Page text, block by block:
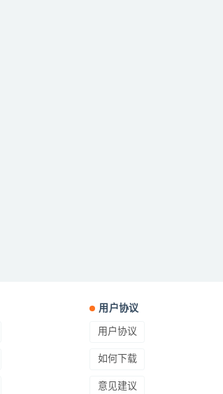
用户协议
用户协议
如何下载
意见建议